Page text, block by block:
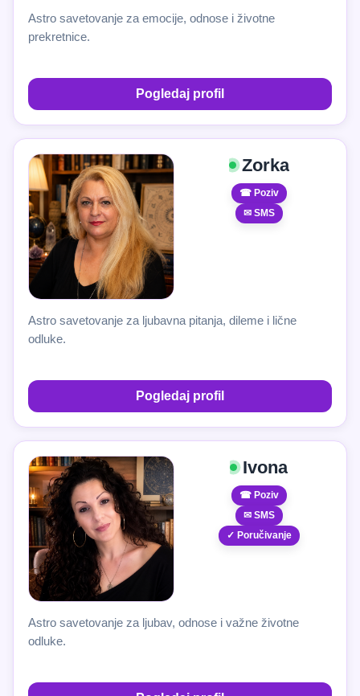
Astro savetovanje za emocije, odnose i životne
prekretnice.
Pogledaj profil
Zorka
☎ Poziv
✉ SMS
Astro savetovanje za ljubavna pitanja, dileme i lične
odluke.
Pogledaj profil
Ivona
☎ Poziv
✉ SMS
✓ Poručivanje
Astro savetovanje za ljubav, odnose i važne životne
odluke.